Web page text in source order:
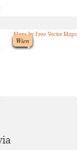
Wien
Maps by Free Vector Maps